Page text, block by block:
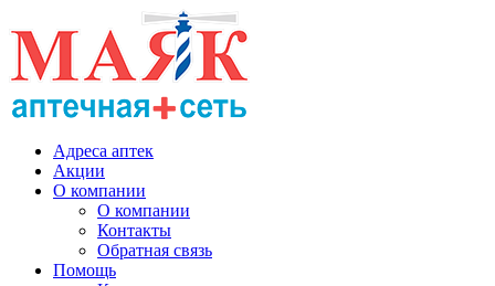
Адреса аптек
Акции
О компании
О компании
Контакты
Обратная связь
Помощь